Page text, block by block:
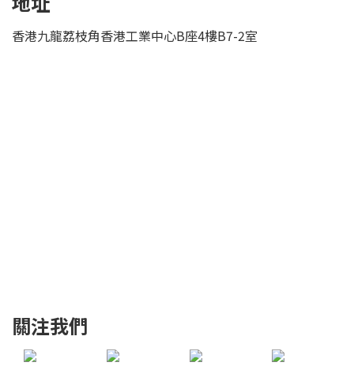
香港九龍荔枝角香港工業中心B座4樓B7-2室
關注我們